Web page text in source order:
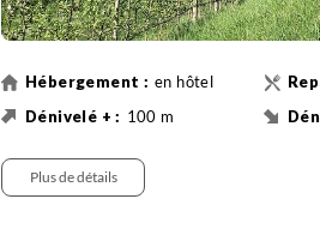
en hôtel
100 m
Plus de détails